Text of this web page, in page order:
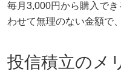
毎月3,000円から購入で
わせて無理のない金額で
投信積立のメ